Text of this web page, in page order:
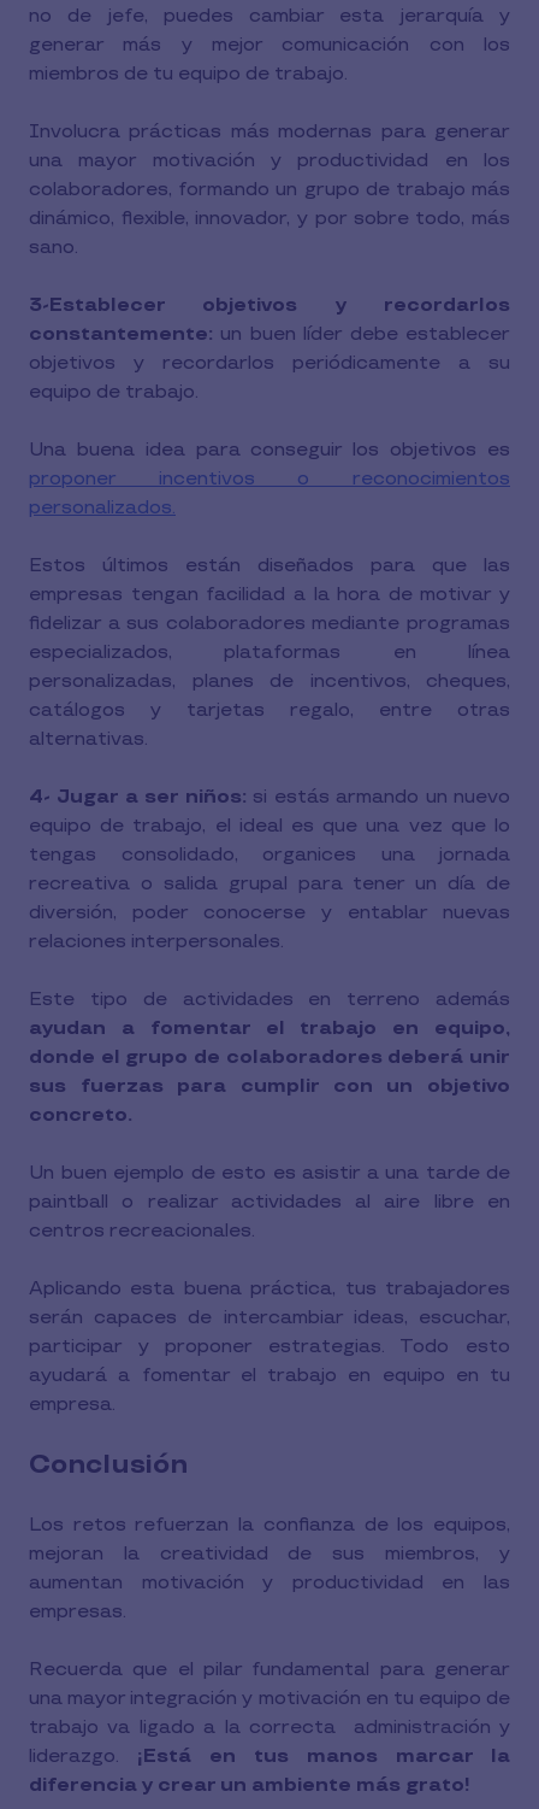
no de jefe, puedes cambiar esta jerarquía y
generar más y mejor comunicación con los
miembros de tu equipo de trabajo.
Involucra prácticas más modernas para generar
una mayor motivación y productividad en los
colaboradores, formando un grupo de trabajo más
dinámico, flexible, innovador, y por sobre todo, más
sano.
3-Establecer objetivos y recordarlos
constantemente: un buen líder debe establecer
objetivos y recordarlos periódicamente a su
equipo de trabajo.
Una buena idea para conseguir los objetivos es
proponer incentivos o reconocimientos
personalizados.
Estos últimos están diseñados para que las
empresas tengan facilidad a la hora de motivar y
fidelizar a sus colaboradores mediante programas
especializados, plataformas en línea
personalizadas, planes de incentivos, cheques,
catálogos y tarjetas regalo, entre otras
alternativas.
4- Jugar a ser niños: si estás armando un nuevo
equipo de trabajo, el ideal es que una vez que lo
tengas consolidado, organices una jornada
recreativa o salida grupal para tener un día de
diversión, poder conocerse y entablar nuevas
relaciones interpersonales.
Este tipo de actividades en terreno además
ayudan a fomentar el trabajo en equipo,
donde el grupo de colaboradores deberá unir
sus fuerzas para cumplir con un objetivo
concreto.
Un buen ejemplo de esto es asistir a una tarde de
paintball o realizar actividades al aire libre en
centros recreacionales.
Aplicando esta buena práctica, tus trabajadores
serán capaces de intercambiar ideas, escuchar,
participar y proponer estrategias. Todo esto
ayudará a fomentar el trabajo en equipo en tu
empresa.
Conclusión
Los retos refuerzan la confianza de los equipos,
mejoran la creatividad de sus miembros, y
aumentan motivación y productividad en las
empresas.
Recuerda que el pilar fundamental para generar
una mayor integración y motivación en tu equipo de
trabajo va ligado a la correcta administración y
liderazgo. ¡Está en tus manos marcar la
diferencia y crear un ambiente más grato!